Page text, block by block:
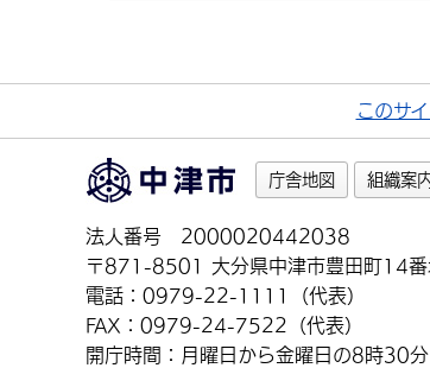
このサ
庁舎地図 組織案
法人番号 2000020442038
〒871-8501 大分県中津市豊田町14
電話：0979-22-1111（代表）
FAX：0979-24-7522（代表）
開庁時間：月曜日から金曜日の8時30